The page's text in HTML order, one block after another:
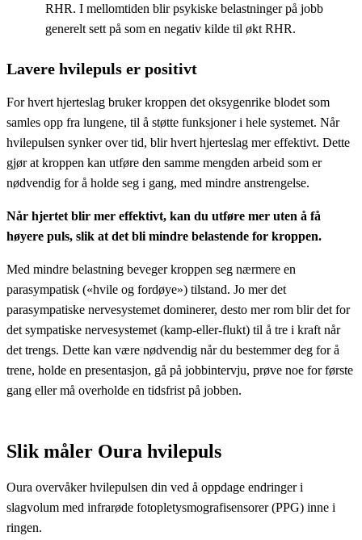
RHR. I mellomtiden blir psykiske belastninger på jobb
generelt sett på som en negativ kilde til økt RHR.
Lavere hvilepuls er positivt
For hvert hjerteslag bruker kroppen det oksygenrike blodet som
samles opp fra lungene, til å støtte funksjoner i hele systemet. Når
hvilepulsen synker over tid, blir hvert hjerteslag mer effektivt. Dette
gjør at kroppen kan utføre den samme mengden arbeid som er
nødvendig for å holde seg i gang, med mindre anstrengelse.
Når hjertet blir mer effektivt, kan du utføre mer uten å få
høyere puls, slik at det bli mindre belastende for kroppen.
Med mindre belastning beveger kroppen seg nærmere en
parasympatisk («hvile og fordøye») tilstand. Jo mer det
parasympatiske nervesystemet dominerer, desto mer rom blir det for
det sympatiske nervesystemet (kamp-eller-flukt) til å tre i kraft når
det trengs. Dette kan være nødvendig når du bestemmer deg for å
trene, holde en presentasjon, gå på jobbintervju, prøve noe for første
gang eller må overholde en tidsfrist på jobben.
Slik måler Oura hvilepuls
Oura overvåker hvilepulsen din ved å oppdage endringer i
slagvolum med infrarøde fotopletysmografisensorer (PPG) inne i
ringen.